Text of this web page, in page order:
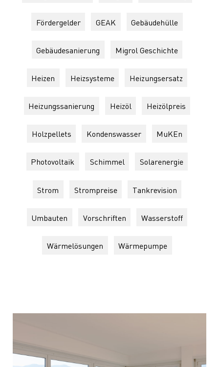
Fördergelder GEAK Gebäudehülle
Gebäudesanierung Migrol Geschichte
Heizen Heizsysteme Heizungsersatz
Heizungssanierung Heizöl Heizölpreis
Holzpellets Kondenswasser MuKEn
Photovoltaik Schimmel Solarenergie
Strom Strompreise Tankrevision
Umbauten Vorschriften Wasserstoff
Wärmelösungen Wärmepumpe